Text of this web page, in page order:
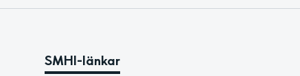
SMHI-länkar